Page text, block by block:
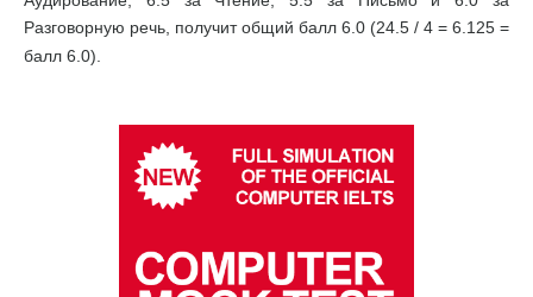
Разговорную речь, получит общий балл 6.0 (24.5 / 4 = 6.125 =
балл 6.0).